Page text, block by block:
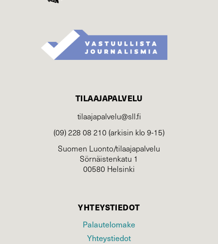
TILAAJAPALVELU
tilaajapalvelu@sll.fi
(09) 228 08 210 (arkisin klo 9-15)
Suomen Luonto/tilaajapalvelu
Sörnäistenkatu 1
00580 Helsinki
YHTEYSTIEDOT
Palautelomake
Yhteystiedot